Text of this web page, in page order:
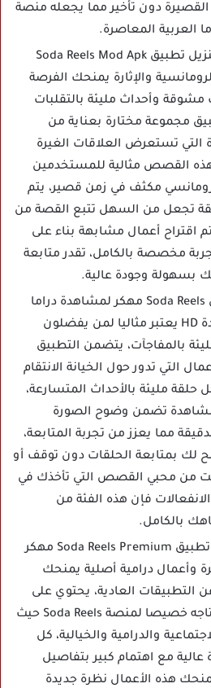
دون تأخير مما يجعله منصة
العربية المعاصرة.
تنزيل تطبيق Soda Reels Mod Apk
والإثارة يمنحك الفرصة
وأحداث مليئة بالتقلبات
مجموعة مختارة بعناية من
تستعرض العلاقات الغيرة
هذه القصص مثالية للمستخدمين
مكثف في زمن قصير، يتم
تجعل من السهل تتبع القصة من
اقتراح أعمال مشابهة بناء على
مخصصة بالكامل، تقدر متابعة
بسهولة وجودة عالية.
تطبيق Soda Reels مهكر لمشاهدة دراما
العودة والانتقام بجودة HD يعتبر مثاليا لمن يفضلون
بالمفاجآت، يتضمن التطبيق
التي تدور حول الخيانة الانتقام
حلقة مليئة بالأحداث المتسارعة،
تضمن وضوح الصورة
مما يعزز من تجربة المتابعة،
لك بمتابعة الحلقات دون توقف أو
من محبي القصص التي تأخذك في
فإن هذه الفئة من
بالكامل.
تحميل تطبيق Soda Reels Premium مهكر
وأعمال درامية أصلية يمنحك
التطبيقات العادية، يحتوي على
محتوى حصري يتم إنتاجه خصيصا لمنصة Soda Reels حيث
والدرامية والخيالية، كل
عالية مع اهتمام كبير بتفاصيل
تمنحك هذه الأعمال نظرة جديدة